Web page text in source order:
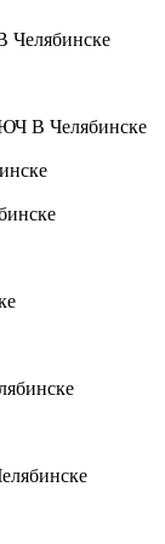
В Челябинске